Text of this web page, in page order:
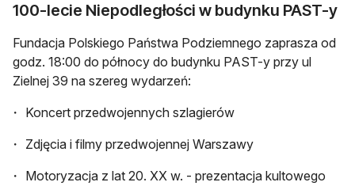
100-lecie Niepodległości w budynku PAST-y
Fundacja Polskiego Państwa Podziemnego zaprasza od
godz. 18:00 do północy do budynku PAST-y przy ul
Zielnej 39 na szereg wydarzeń:
Koncert przedwojennych szlagierów
Zdjęcia i filmy przedwojennej Warszawy
Motoryzacja z lat 20. XX w. - prezentacja kultowego